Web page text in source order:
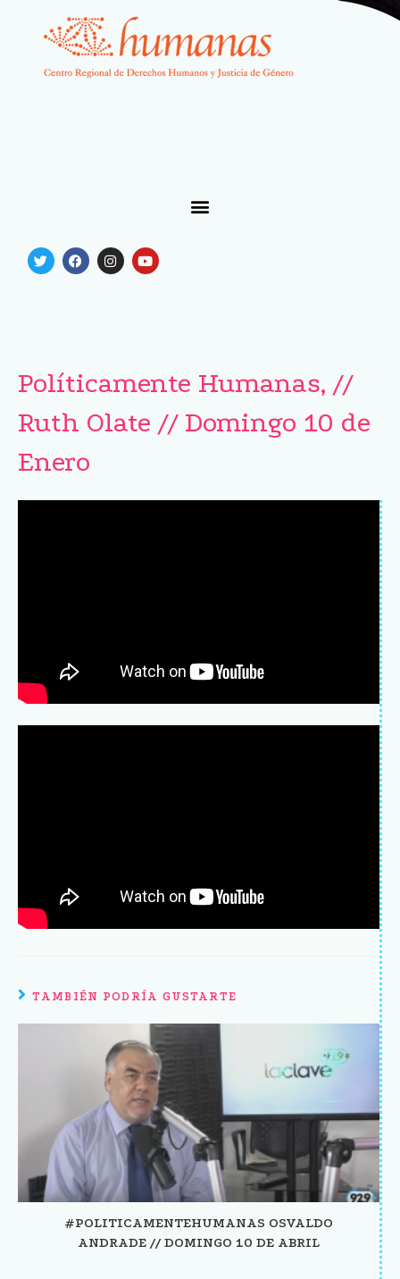
Políticamente Humanas, //
Ruth Olate // Domingo 10 de
Enero
TAMBIÉN PODRÍA GUSTARTE
#POLITICAMENTEHUMANAS OSVALDO
ANDRADE // DOMINGO 10 DE ABRIL